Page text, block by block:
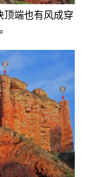
顶端也有风成穿